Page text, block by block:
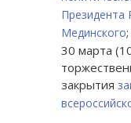
Президента
Мединского;
30 марта
закрытия